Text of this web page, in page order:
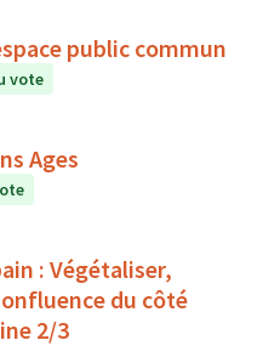
public commun
vote
Ages
: Végétaliser,
du côté
2/3